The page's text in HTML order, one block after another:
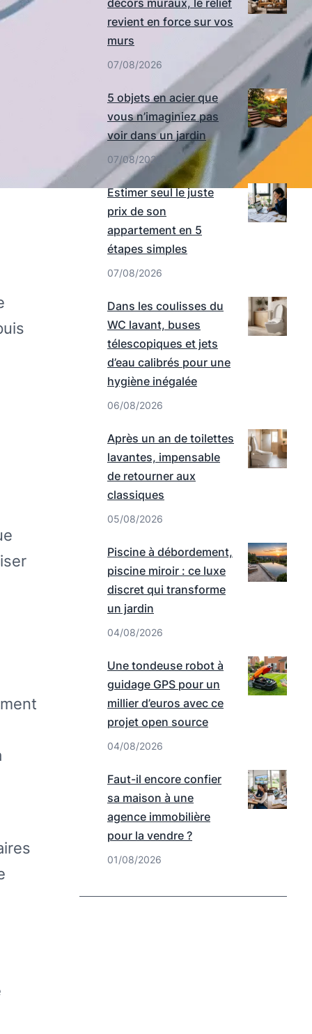
décors muraux, le relief
revient en force sur vos
murs
07/08/2026
5 objets en acier que
vous n’imaginiez pas
voir dans un jardin
07/08/2026
Estimer seul le juste
prix de son
appartement en 5
étapes simples
07/08/2026
Dans les coulisses du
WC lavant, buses
télescopiques et jets
d’eau calibrés pour une
hygiène inégalée
06/08/2026
Après un an de toilettes
lavantes, impensable
de retourner aux
classiques
05/08/2026
Piscine à débordement,
piscine miroir : ce luxe
discret qui transforme
un jardin
04/08/2026
Une tondeuse robot à
guidage GPS pour un
millier d’euros avec ce
projet open source
04/08/2026
Faut-il encore confier
sa maison à une
agence immobilière
pour la vendre ?
01/08/2026